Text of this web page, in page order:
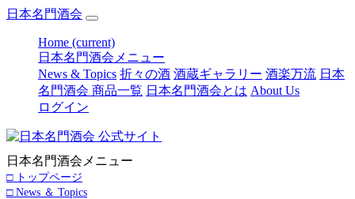
日本名門酒会
Home (current)
日本名門酒会メニュー
News & Topics 折々の酒 酒蔵ギャラリー 酒楽万流 日本
名門酒会 商品一覧 日本名門酒会とは About Us
ログイン
日本名門酒会メニュー
□ トップページ
□ News ＆ Topics